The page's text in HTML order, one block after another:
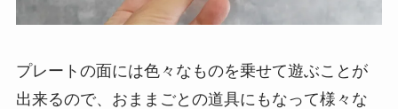
プレートの面には色々なものを乗せて遊ぶことが
出来るので、おままごとの道具にもなって様々な